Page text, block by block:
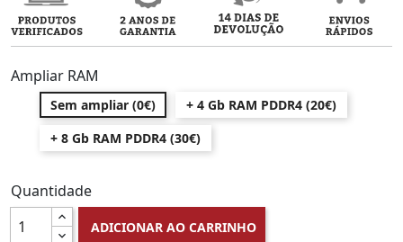
Ampliar RAM
Sem ampliar (0€)
+ 4 Gb RAM PDDR4 (20€)
+ 8 Gb RAM PDDR4 (30€)
Quantidade
ADICIONAR AO CARRINHO